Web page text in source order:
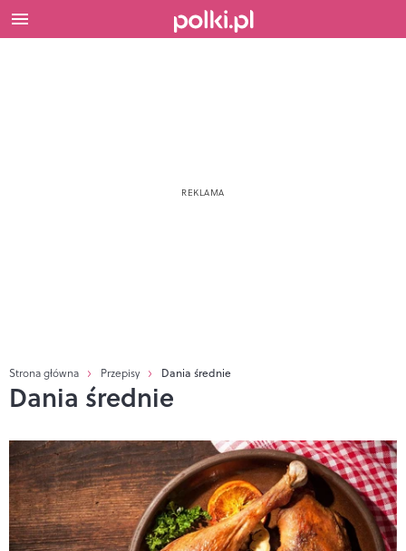
Strona główna Przepisy Dania średnie
Dania średnie